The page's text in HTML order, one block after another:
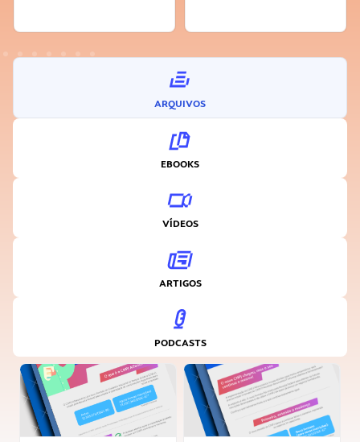
ARQUIVOS
EBOOKS
VÍDEOS
ARTIGOS
PODCASTS